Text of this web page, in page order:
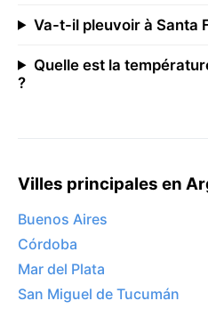
Va-t-il pleuvoir à Santa
Quelle est la
?
Villes principales en
Buenos Aires
Córdoba
Mar del Plata
San Miguel de Tucumán